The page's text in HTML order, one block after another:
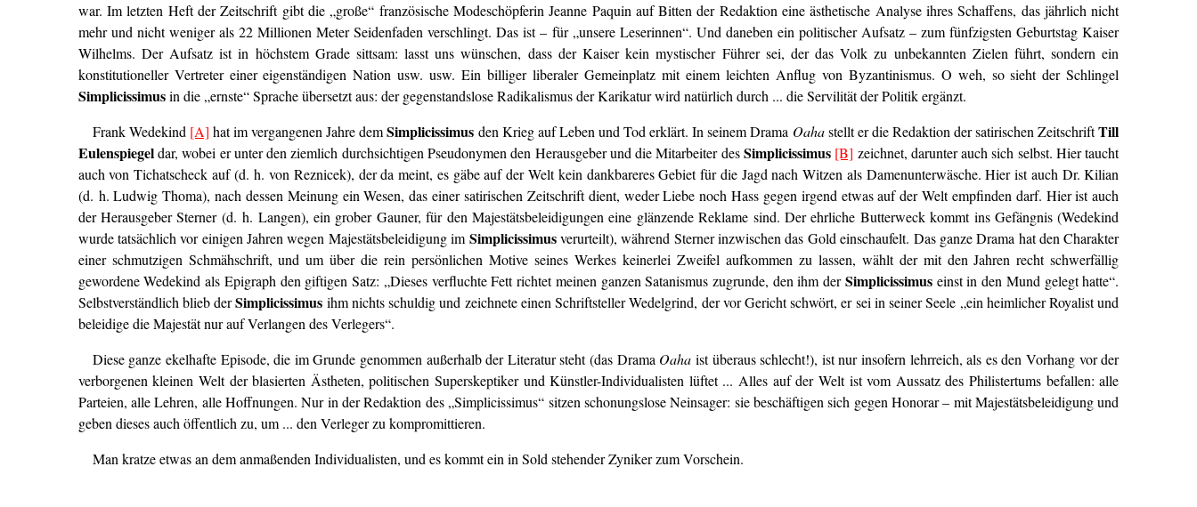
war. Im letzten Heft der Zeitschrift gibt die „große“ französische Modeschöpferin Jeanne Paquin auf Bitten der Redaktion eine ästhetische Analyse ihres Schaffens, das jährlich nicht
mehr und nicht weniger als 22 Millionen Meter Seidenfaden verschlingt. Das ist – für „unsere Leserinnen“. Und daneben ein politischer Aufsatz – zum fünfzigsten Geburtstag Kaiser
Wilhelms. Der Aufsatz ist in höchstem Grade sittsam: lasst uns wünschen, dass der Kaiser kein mystischer Führer sei, der das Volk zu unbekannten Zielen führt, sondern ein
konstitutioneller Vertreter einer eigenständigen Nation usw. usw. Ein billiger liberaler Gemeinplatz mit einem leichten Anflug von Byzantinismus. O weh, so sieht der Schlingel
Simplicissimusin die „ernste“ Sprache übersetzt aus: der gegenstandslose Radikalismus der Karikatur wird natürlich durch ... die Servilität der Politik ergänzt.
Frank Wedekind [A] hat im vergangenen Jahre demSimplicissimus den Krieg auf Leben und Tod erklärt. In seinem Drama Oahastellt er die Redaktion der satirischen ZeitschriftTill
Eulenspiegeldar, wobei er unter den ziemlich durchsichtigen Pseudonymen den Herausgeber und die Mitarbeiter desSimplicissimus [B] zeichnet, darunter auch sich selbst. Hier taucht
auch von Tichatscheck auf (d. h. von Reznicek), der da meint, es gäbe auf der Welt kein dankbareres Gebiet für die Jagd nach Witzen als Damenunterwäsche. Hier ist auch Dr. Kilian
(d. h. Ludwig Thoma), nach dessen Meinung ein Wesen, das einer satirischen Zeitschrift dient, weder Liebe noch Hass gegen irgend etwas auf der Welt empfinden darf. Hier ist auch
der Herausgeber Sterner (d. h. Langen), ein grober Gauner, für den Majestätsbeleidigungen eine glänzende Reklame sind. Der ehrliche Butterweck kommt ins Gefängnis (Wedekind
wurde tatsächlich vor einigen Jahren wegen Majestätsbeleidigung im Simplicissimusverurteilt), während Sterner inzwischen das Gold einschaufelt. Das ganze Drama hat den Charakter
einer schmutzigen Schmähschrift, und um über die rein persönlichen Motive seines Werkes keinerlei Zweifel aufkommen zu lassen, wählt der mit den Jahren recht schwerfällig
gewordene Wedekind als Epigraph den giftigen Satz: „Dieses verfluchte Fett richtet meinen ganzen Satanismus zugrunde, den ihm derSimplicissimuseinst in den Mund gelegt hatte“.
Selbstverständlich blieb derSimplicissimus ihm nichts schuldig und zeichnete einen Schriftsteller Wedelgrind, der vor Gericht schwört, er sei in seiner Seele „ein heimlicher Royalist und
beleidige die Majestät nur auf Verlangen des Verlegers“.
Diese ganze ekelhafte Episode, die im Grunde genommen außerhalb der Literatur steht (das Drama Oaha ist überaus schlecht!), ist nur insofern lehrreich, als es den Vorhang vor der
verborgenen kleinen Welt der blasierten Ästheten, politischen Superskeptiker und Künstler-Individualisten lüftet ... Alles auf der Welt ist vom Aussatz des Philistertums befallen: alle
Parteien, alle Lehren, alle Hoffnungen. Nur in der Redaktion des „Simplicissimus“ sitzen schonungslose Neinsager: sie beschäftigen sich gegen Honorar – mit Majestätsbeleidigung und
geben dieses auch öffentlich zu, um ... den Verleger zu kompromittieren.
Man kratze etwas an dem anmaßenden Individualisten, und es kommt ein in Sold stehender Zyniker zum Vorschein.